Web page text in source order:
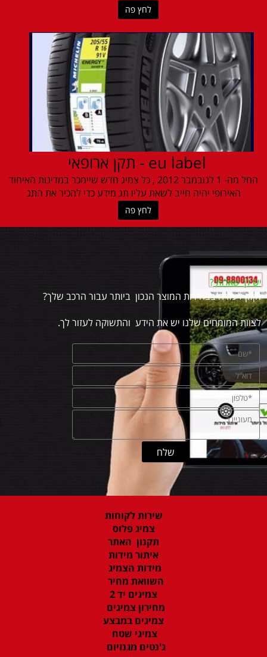
לחץ פה
eu label - תקן ארופאי
החל מה- 1 לנובמבר 2012 , כל צמיג חדש שיימכר במדינות האיחוד
האירופי יהיה חייב לשאת עליו תג מידע כדי להכיר את התג
לחץ פה
יש לך שאלות?
זקוק לעזרה בבחירות המוצר הנכון ביותר עבור הרכב שלך?
לצוות המומחים שלנו יש את הידע והתשוקה לעזור לך.
שירות לקוחות
צמיג פלוס
תקנון האתר
איתור מידות
מידות הצמיג
השוואת מחיר
צמיגים יד 2
מחירון צמיגים
צמיגים במבצע
צמיגי שטח
ג'נטים מגנזיום